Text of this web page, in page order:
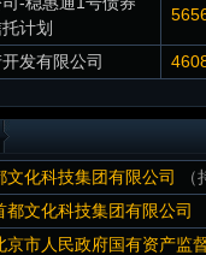
计划
发有限公司
文化科技集团有限公司
都文化科技集团有限公司
京市人民政府国有资产监